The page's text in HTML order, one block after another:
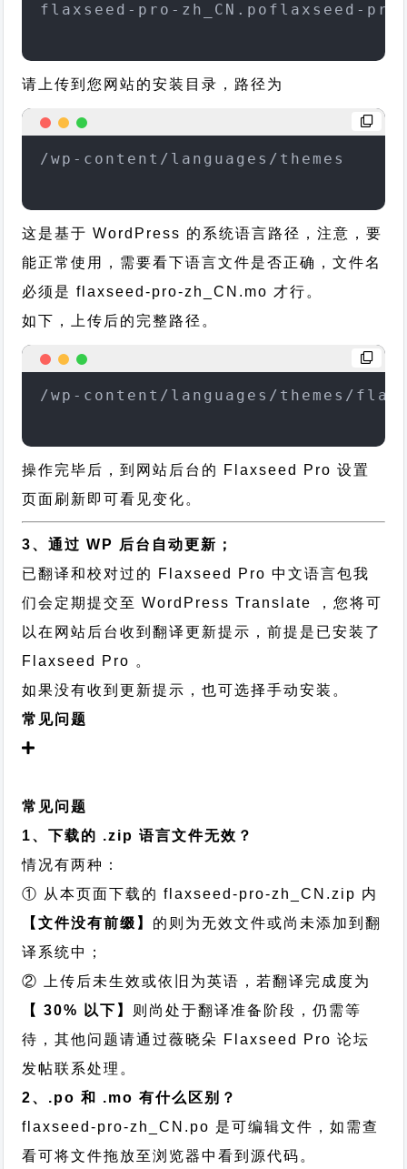
flaxseed-pro-zh_CN.poflaxseed-pro-
请上传到您网站的安装目录，路径为
/wp-content/languages/themes
这是基于 WordPress 的系统语言路径，注意，要
能正常使用，需要看下语言文件是否正确，文件名
必须是 flaxseed-pro-zh_CN.mo 才行。
如下，上传后的完整路径。
/wp-content/languages/themes/
操作完毕后，到网站后台的 Flaxseed Pro 设置
页面刷新即可看见变化。
3、通过 WP 后台自动更新；
已翻译和校对过的 Flaxseed Pro 中文语言包我
们会定期提交至 WordPress Translate ，您将可
以在网站后台收到翻译更新提示，前提是已安装了
Flaxseed Pro 。
如果没有收到更新提示，也可选择手动安装。
常见问题
常见问题
1、下载的 .zip 语言文件无效？
情况有两种：
① 从本页面下载的 flaxseed-pro-zh_CN.zip 内
【文件没有前缀】 的则为无效文件或尚未添加到翻
译系统中；
② 上传后未生效或依旧为英语，若翻译完成度为
【 30% 以下】 则尚处于翻译准备阶段，仍需等
待，其他问题请通过薇晓朵 Flaxseed Pro 论坛
发帖联系处理。
2、.po 和 .mo 有什么区别？
flaxseed-pro-zh_CN.po 是可编辑文件，如需查
看可将文件拖放至浏览器中看到源代码。